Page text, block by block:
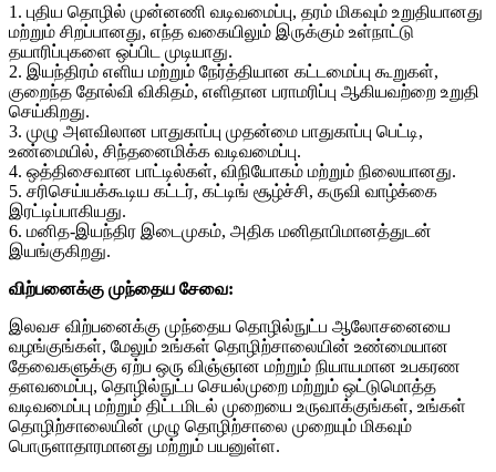
1. புதிய தொழில் முன்னணி வடிவமைப்பு, தரம் மிகவும் உறுதியானது
மற்றும் சிறப்பானது, எந்த வகையிலும் இருக்கும் உள்நாட்டு
தயாரிப்புகளை ஒப்பிட முடியாது.
2. இயந்திரம் எளிய மற்றும் நேர்த்தியான கட்டமைப்பு கூறுகள்,
குறைந்த தோல்வி விகிதம், எளிதான பராமரிப்பு ஆகியவற்றை உறுதி
செய்கிறது.
3. முழு அளவிலான பாதுகாப்பு முதன்மை பாதுகாப்பு பெட்டி,
உண்மையில், சிந்தனைமிக்க வடிவமைப்பு.
4. ஒத்திசைவான பாட்டில்கள், விநியோகம் மற்றும் நிலையானது.
5. சரிசெய்யக்கூடிய கட்டர், கட்டிங் சூழ்ச்சி, கருவி வாழ்க்கை
இரட்டிப்பாகியது.
6. மனித-இயந்திர இடைமுகம், அதிக மனிதாபிமானத்துடன்
இயங்குகிறது.
விற்பனைக்கு முந்தைய சேவை:
இலவச விற்பனைக்கு முந்தைய தொழில்நுட்ப ஆலோசனையை
வழங்குங்கள், மேலும் உங்கள் தொழிற்சாலையின் உண்மையான
தேவைகளுக்கு ஏற்ப ஒரு விஞ்ஞான மற்றும் நியாயமான உபகரண
தளவமைப்பு, தொழில்நுட்ப செயல்முறை மற்றும் ஒட்டுமொத்த
வடிவமைப்பு மற்றும் திட்டமிடல் முறையை உருவாக்குங்கள், உங்கள்
தொழிற்சாலையின் முழு தொழிற்சாலை முறையும் மிகவும்
பொருளாதாரமானது மற்றும் பயனுள்ள.